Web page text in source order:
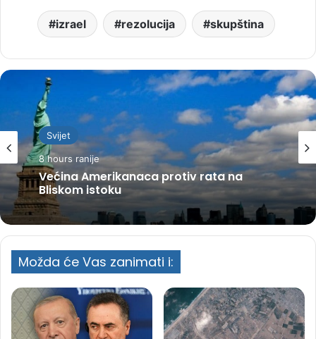
izrael rezolucija skupština
Svijet
8 hours ranije
Većina Amerikanaca protiv rata na
Bliskom istoku
Možda će Vas zanimati i: